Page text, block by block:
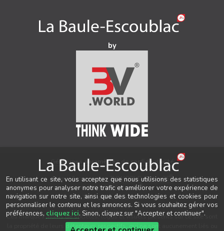
by
Gérer mes paramètres de confidentialité
Auteur & conception 3V.WORLD&New3S ®
© 2021-2026 New3S®
Tous droits réservés.
Les marques, noms de sociétés, logos et visuels présents sur ce site sont
la propriété de leurs détenteurs respectifs, qui ne sont aucunement liés ou
En utilisant ce site, vous acceptez que nous utilisions des statistiques
anonymes pour analyser notre trafic et améliorer votre expérience de
navigation sur notre site, ainsi que des technologies et cookies pour
personnaliser le contenu et les annonces. Si vous souhaitez gérer vos
préférences, cliquez ici. Sinon, cliquez sur "Accepter et continuer".